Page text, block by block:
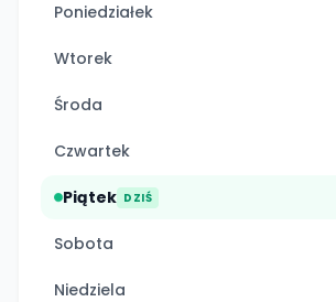
Poniedziałek
Wtorek
Środa
Czwartek
Piątek DZIŚ
Sobota
Niedziela